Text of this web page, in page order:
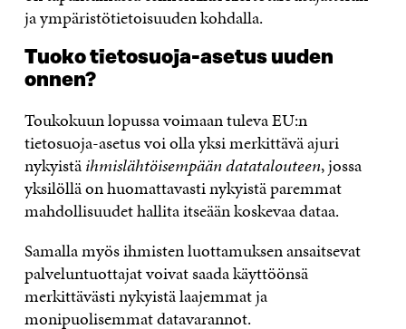
ja ympäristötietoisuuden kohdalla.
Tuoko tietosuoja-asetus uuden
onnen?
Toukokuun lopussa voimaan tuleva EU:n
tietosuoja-asetus voi olla yksi merkittävä ajuri
nykyistäihmislähtöisempään datatalouteen, jossa
yksilöllä on huomattavasti nykyistä paremmat
mahdollisuudet hallita itseään koskevaa dataa.
Samalla myös ihmisten luottamuksen ansaitsevat
palveluntuottajat voivat saada käyttöönsä
merkittävästi nykyistä laajemmat ja
monipuolisemmat datavarannot.